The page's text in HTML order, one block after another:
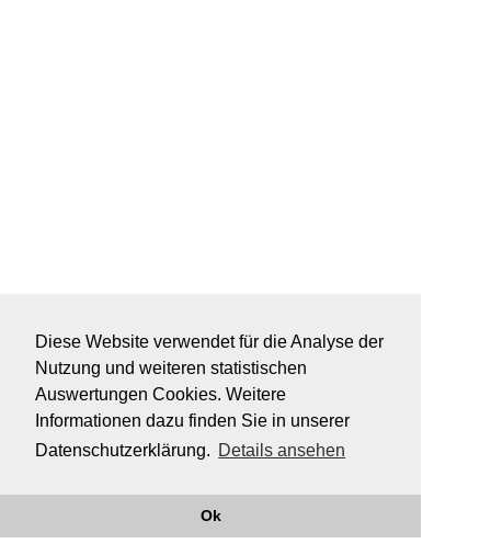
Diese Website verwendet für die Analyse der
Nutzung und weiteren statistischen
Auswertungen Cookies. Weitere
Informationen dazu finden Sie in unserer
Datenschutzerklärung. Details ansehen
Ok